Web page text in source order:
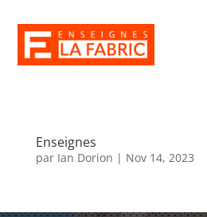
Enseignes
par Ian Dorion | Nov 14, 2023